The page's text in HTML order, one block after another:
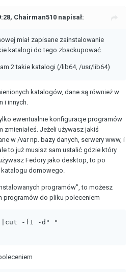
Chairman510 napisał:
miał zapisane zainstalowanie
katalogi do tego zbackupować.
2 takie katalogi (/lib64, /usr/lib64)
katalogów, dane są również w
i innych.
ewentualnie konfiguracje programów
Jeżeli używasz jakiś
w /var np. bazy danych, serwery www, i
to już musisz sam ustalić gdzie który
Fedory jako desktop, to po
domowego.
programów", to możesz
programów do pliku poleceniem
-f1 -d" "